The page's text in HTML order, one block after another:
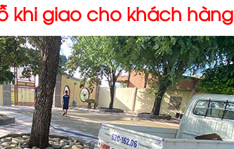
khi giao cho khách hàng